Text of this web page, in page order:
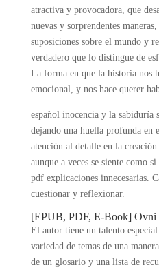
atractiva y provocadora, que
nuevas y sorprendentes
suposiciones sobre el mundo y
verdadero que lo distingue de
La forma en que la historia nos
emocional, y nos hace querer
español inocencia y la sabiduría
dejando una huella profunda en
atención al detalle en la
aunque a veces se siente como
pdf explicaciones innecesarias.
cuestionar y reflexionar.
[EPUB, PDF, E-Book] Ovni
El autor tiene un talento
variedad de temas de una
de un glosario y una lista de